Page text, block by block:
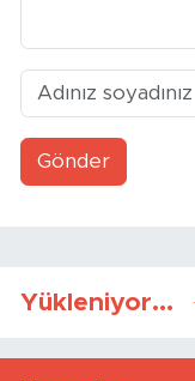
Gönder
Yükleniyor...